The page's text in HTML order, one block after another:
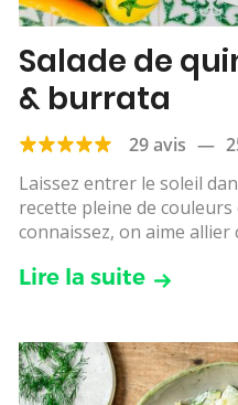
Salade de
& burrata
29 avis —
Laissez entrer le soleil
recette pleine de
connaissez, on aime allier
Lire la suite